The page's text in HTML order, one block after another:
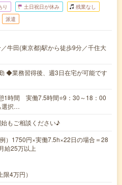
り 土日祝日が休み 残業なし
派遣
牛田(東京都)駅から徒歩9分／千住大
◆業務習得後、週3日在宅が可能です
時間 実働7.5時間⭐9：30～18：00
選択…
もご相談ください♪
1750円×実働7.5h×22日の場合＝28
給25万以上
4万円）